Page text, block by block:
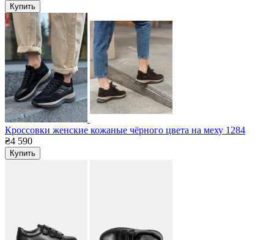
Купить
Кроссовки женские кожаные чёрного цвета на меху 1284
₴4 590
Купить